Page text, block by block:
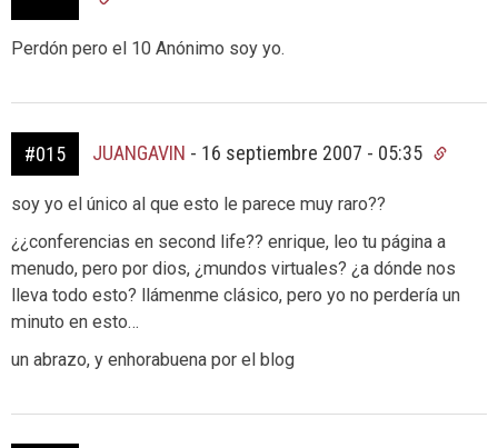
Perdón pero el 10 Anónimo soy yo.
#015 JUANGAVIN - 16 septiembre 2007 - 05:35
soy yo el único al que esto le parece muy raro??
¿¿conferencias en second life?? enrique, leo tu página a
menudo, pero por dios, ¿mundos virtuales? ¿a dónde nos
lleva todo esto? llámenme clásico, pero yo no perdería un
minuto en esto…
un abrazo, y enhorabuena por el blog